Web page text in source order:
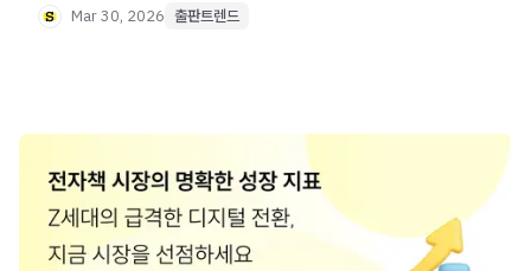
학습 도서 전문 플랫폼인 스콘은 왜 PDF를 택했는지도
Mar 30, 2026 출판트렌드